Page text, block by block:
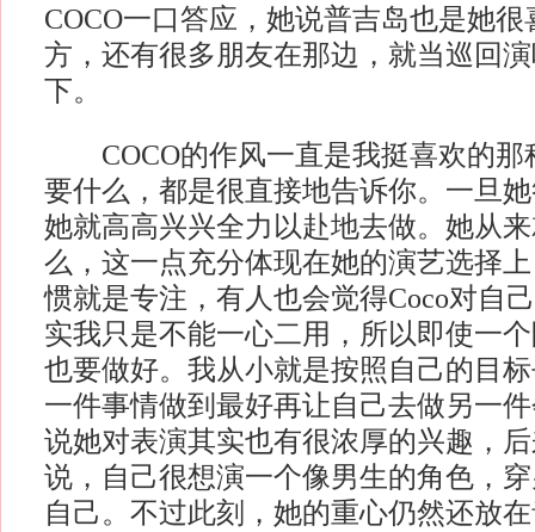
COCO一口答应，她说普吉岛也是她
方，还有很多朋友在那边，就当巡回
下。
COCO的作风一直是我挺喜欢的那
要什么，都是很直接地告诉你。一旦
她就高高兴兴全力以赴地去做。她从
么，这一点充分体现在她的演艺选择
惯就是专注，有人也会觉得Coco对自
实我只是不能一心二用，所以即使一
也要做好。我从小就是按照自己的目
一件事情做到最好再让自己去做另一
说她对表演其实也有很浓厚的兴趣，
说，自己很想演一个像男生的角色，
自己。不过此刻，她的重心仍然还放